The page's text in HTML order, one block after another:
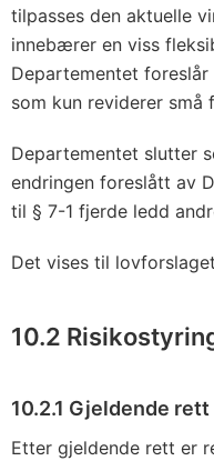
tilpasses den aktuelle
innebærer en viss
Departementet
som kun reviderer små
Departementet slutter
endringen foreslått av
til § 7-1 fjerde ledd
Det vises til
10.2
10.2.1 Gjeldende rett
Etter gjeldende rett er